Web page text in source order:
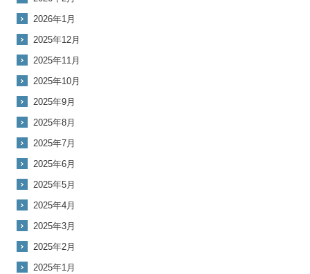
2026年1月
2025年12月
2025年11月
2025年10月
2025年9月
2025年8月
2025年7月
2025年6月
2025年5月
2025年4月
2025年3月
2025年2月
2025年1月